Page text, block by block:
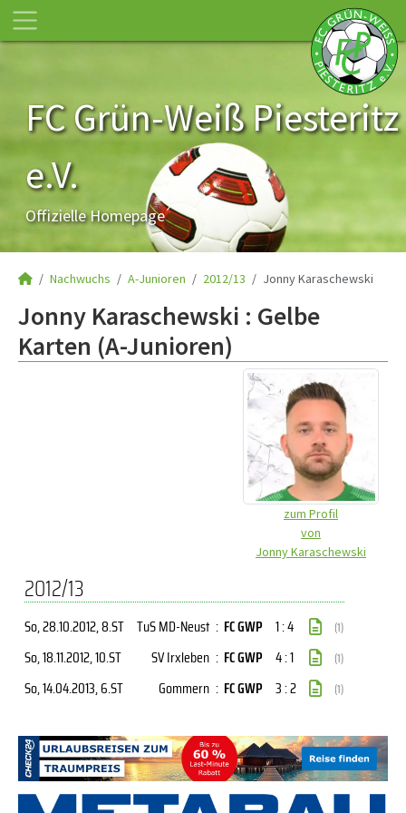
FC Grün-Weiß Piesteritz
e.V.
Offizielle Homepage
Nachwuchs A-Junioren 2012/13 Jonny Karaschewski
Jonny Karaschewski : Gelbe
Karten (A-Junioren)
zum Profil
von
Jonny Karaschewski
2012/13
So, 28.10.2012, 8.ST TuS MD-Neust : FC GWP 1 : 4 (1)
So, 18.11.2012, 10.ST SV Irxleben : FC GWP 4 : 1 (1)
So, 14.04.2013, 6.ST Gommern : FC GWP 3 : 2 (1)